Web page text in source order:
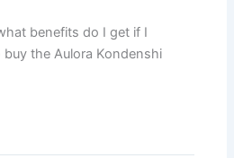
benefits do I get if I
the Aulora Kondenshi